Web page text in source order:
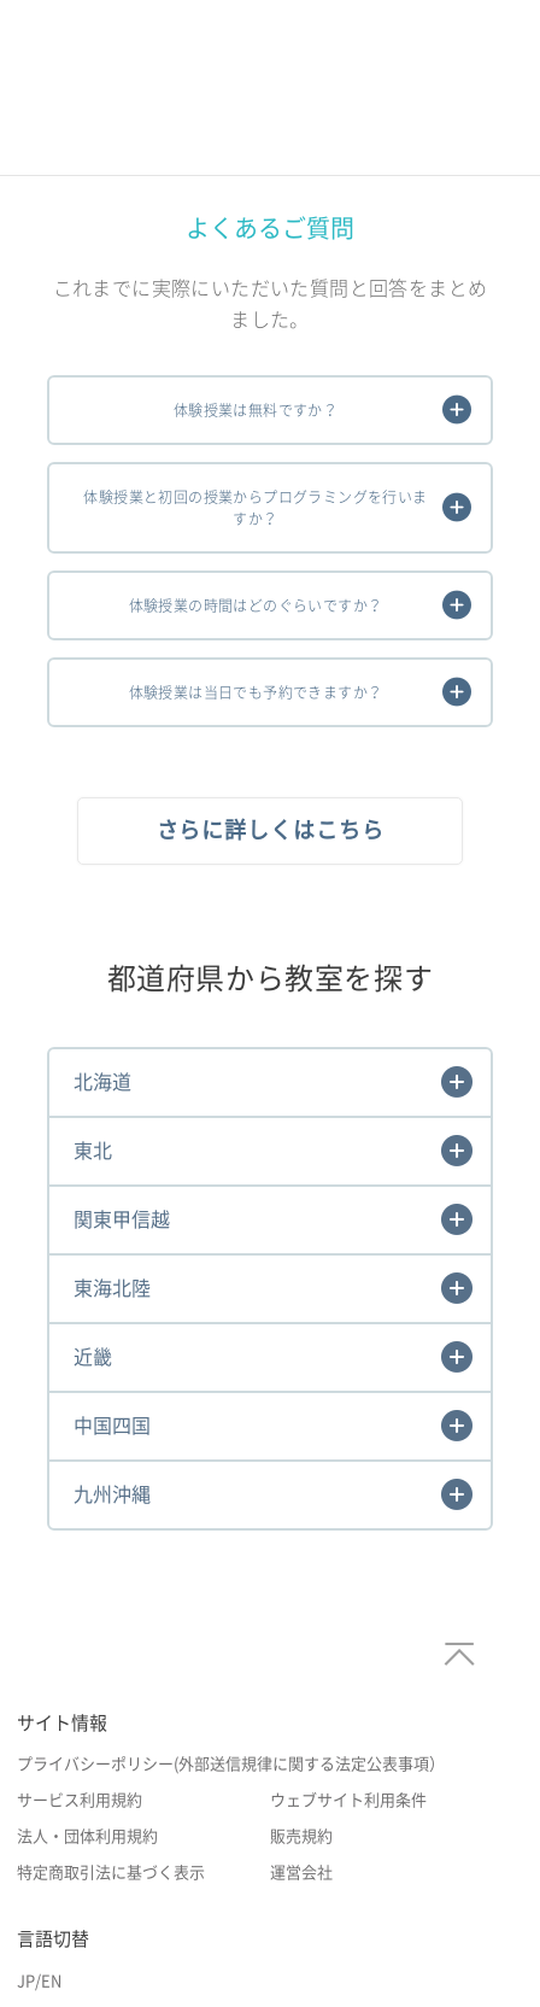
よくあるご質問
これまでに実際にいただいた質問と回答をまとめ
ました。
体験授業は無料ですか？
体験授業と初回の授業からプログラミングを行いま
すか？
体験授業の時間はどのぐらいですか？
体験授業は当日でも予約できますか？
さらに詳しくはこちら
都道府県から教室を探す
北海道
東北
関東甲信越
東海北陸
近畿
中国四国
九州沖縄
サイト情報
プライバシーポリシー(外部送信規律に関する法定公表事項）
サービス利用規約 ウェブサイト利用条件
法人・団体利用規約 販売規約
特定商取引法に基づく表示 運営会社
言語切替
JP/EN